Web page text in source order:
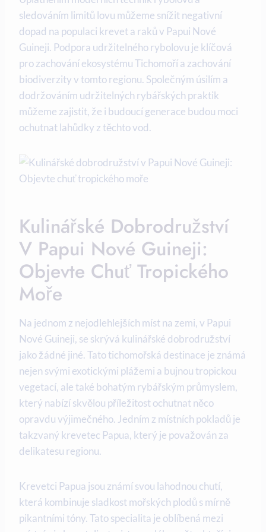
sledováním limitů​ lovu můžeme snížit negativní
dopad na populaci krevet a raků v Papui Nové
Guineji. Podpora udržitelného rybolovu je klíčová
pro zachování ekosystému⁤ Tichomoří a zachování
biodiverzity v tomto regionu. Společným ‍úsilím a
dodržováním udržitelných rybářských praktik
můžeme zajistit,‍ že i budoucí generace budou moci
ochutnat lahůdky z⁣ těchto vod.
Kulinářské Dobrodružství
V Papui Nové Guineji:
Objevte Chuť Tropického
Moře
Na jednom z nejodlehlejších míst na zemi, v ⁤Papui
Nové Guineji, se skrývá kulinářské dobrodružství
jako žádné jiné. Tato tichomořská destinace je známá
nejen svými exotickými plážemi a bujnou tropickou⁢
vegetací, ale také bohatým rybářským průmyslem,
který nabízí skvělou příležitost ochutnat něco
opravdu​ výjimečného. Jedním z místních‌ pokladů je
takzvaný ⁤krevetec Papua, který je považován za
delikatesu regionu.
Krevetci Papua jsou známí svou ⁤lahodnou chutí,
která kombinuje sladkost mořských ​plodů s mírně
pikantními tóny. ‌Tato specialita⁤ je oblíbená mezi